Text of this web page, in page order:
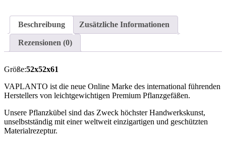
Beschreibung Zusätzliche Informationen
Rezensionen (0)
Größe:52x52x61
VAPLANTO ist die neue Online Marke des international führenden
Herstellers von leichtgewichtigen Premium Pflanzgefäßen.
Unsere Pflanzkübel sind das Zweck höchster Handwerkskunst,
unselbstständig mit einer weltweit einzigartigen und geschützten
Materialrezeptur.